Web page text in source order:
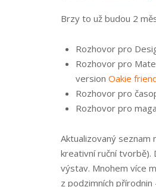
Brzy to už budou 2
Rozhovor pro
Rozhovor pro
version Oakie
Rozhovor pro
Rozhovor pro
Aktualizovaný seznam
kreativní ruční tvorbě).
výstav. Mnohem více
z podzimních